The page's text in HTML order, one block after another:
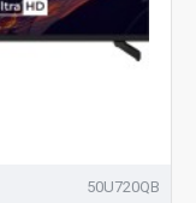
50U720QB